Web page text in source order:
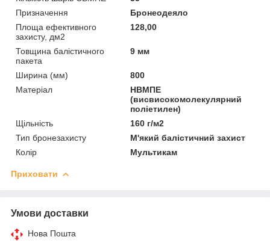
Призначення
Бронеодеяло
Площа ефективного
захисту, дм2
128,00
Товщина балістичного
пакета
9 мм
Ширина (мм)
800
Матеріал
НВМПЕ
(висвисокомолекулярний
поліетилен)
Щільність
160 г/м2
Тип бронезахисту
М'який балістичний захист
Колір
Мультикам
Приховати
Умови доставки
Нова Пошта